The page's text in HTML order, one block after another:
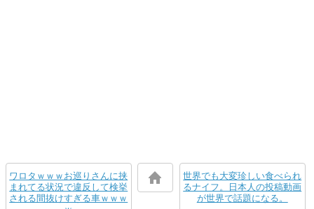
ワロタｗｗｗお巡りさんに挟
まれてる状況で違反して検挙
される間抜けすぎる車ｗｗｗ
世界でも大変珍しい食べられ
るナイフ。日本人の投稿動画
が世界で話題になる。